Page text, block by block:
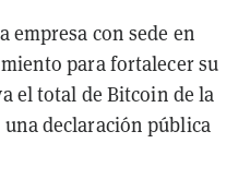
empresa con sede en
para fortalecer su
el total de Bitcoin de la
una declaración pública